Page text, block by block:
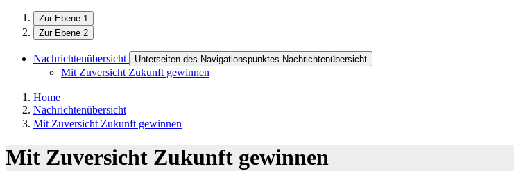
Zur Ebene 1
Zur Ebene 2
Nachrichtenübersicht Unterseiten des Navigationspunktes Nachrichtenübersicht
Mit Zuversicht Zukunft gewinnen
Home
Nachrichtenübersicht
Mit Zuversicht Zukunft gewinnen
Mit Zuversicht Zukunft gewinnen